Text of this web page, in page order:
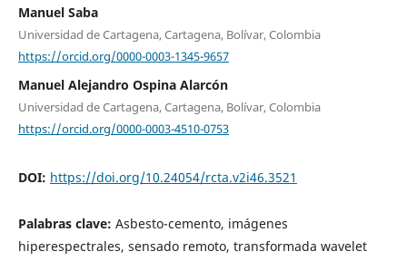
Manuel Saba
Universidad de Cartagena, Cartagena, Bolívar, Colombia
https://orcid.org/0000-0003-1345-9657
Manuel Alejandro Ospina Alarcón
Universidad de Cartagena, Cartagena, Bolívar, Colombia
https://orcid.org/0000-0003-4510-0753
DOI: https://doi.org/10.24054/rcta.v2i46.3521
Palabras clave: Asbesto-cemento, imágenes
hiperespectrales, sensado remoto, transformada wavelet